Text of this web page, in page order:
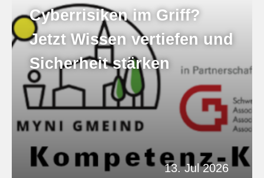
13. Jul 2026
Cyberrisiken im Griff?
Jetzt Wissen vertiefen und
Sicherheit stärken